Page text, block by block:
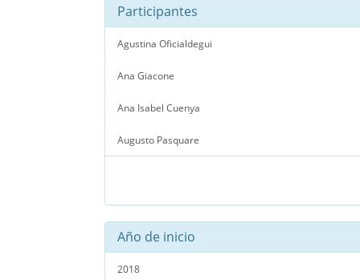
Participantes
Agustina Oficialdegui
Ana Giacone
Ana Isabel Cuenya
Augusto Pasquare
Año de inicio
2018